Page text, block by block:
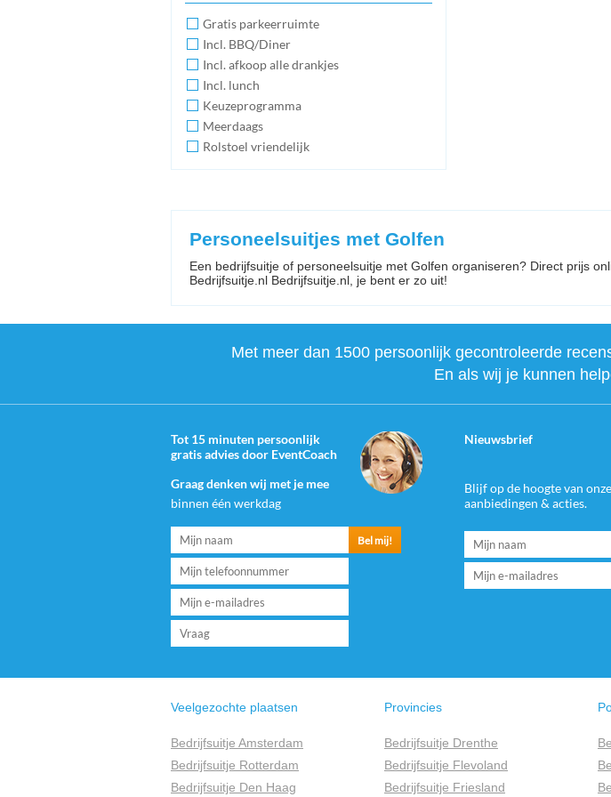
Gratis parkeerruimte
Incl. BBQ/Diner
Incl. afkoop alle drankjes
Incl. lunch
Keuzeprogramma
Meerdaags
Rolstoel vriendelijk
Personeelsuitjes met Golfen
Een bedrijfsuitje of personeelsuitje met Golfen organiseren? Direct prijs
Bedrijfsuitje.nl Bedrijfsuitje.nl, je bent er zo uit!
Met meer dan 1500 persoonlijk gecontroleerde
En als wij je kunnen
Tot 15 minuten persoonlijk
gratis advies door EventCoach
Graag denken wij met je mee
binnen één werkdag
Nieuwsbrief
Blijf op de hoogte van onze
aanbiedingen & acties.
Veelgezochte plaatsen
Bedrijfsuitje Amsterdam
Bedrijfsuitje Rotterdam
Bedrijfsuitje Den Haag
Provincies
Bedrijfsuitje Drenthe
Bedrijfsuitje Flevoland
Bedrijfsuitje Friesland